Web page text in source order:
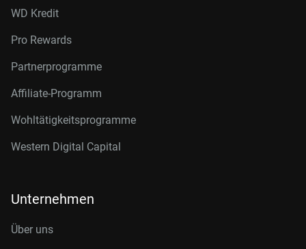
WD Kredit
Pro Rewards
Partnerprogramme
Affiliate-Programm
Wohltätigkeitsprogramme
Western Digital Capital
Unternehmen
Über uns